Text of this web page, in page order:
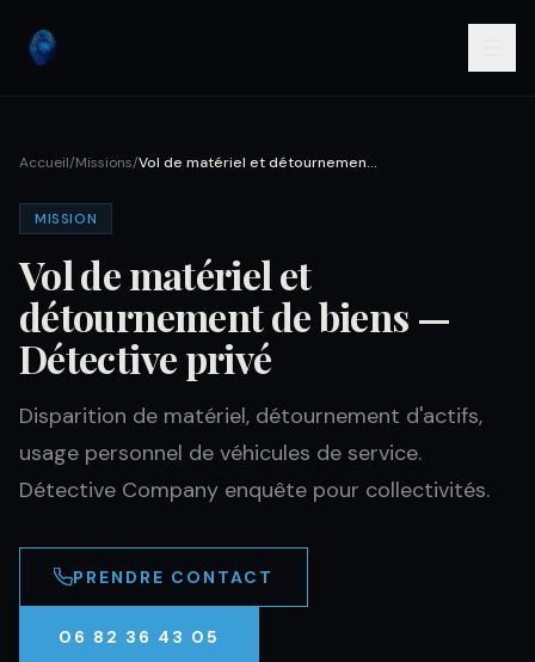
Accueil/Missions/ Vol de matériel et détournement de biens — Détective privé
MISSION
Vol de matériel et
détournement de biens —
Détective privé
Disparition de matériel, détournement d'actifs,
usage personnel de véhicules de service.
Détective Company enquête pour collectivités.
PRENDRE CONTACT
06 82 36 43 05